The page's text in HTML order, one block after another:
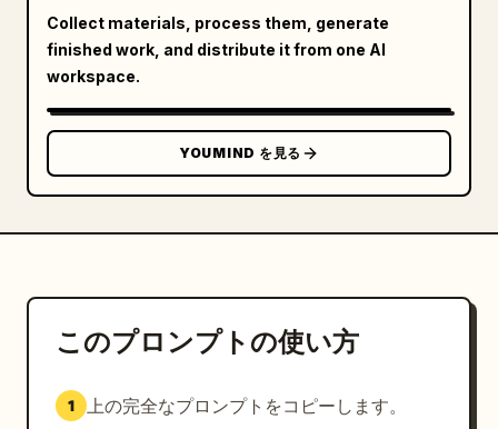
Collect materials, process them, generate
finished work, and distribute it from one AI
workspace.
YOUMIND を見る
このプロンプトの使い方
1 上の完全なプロンプトをコピーします。